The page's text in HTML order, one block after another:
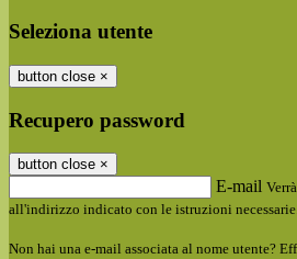
Seleziona utente
button close ×
Recupero password
button close ×
E-mail
all'indirizzo indicato con le istruzioni
Non hai una e-mail associata al nome utente?